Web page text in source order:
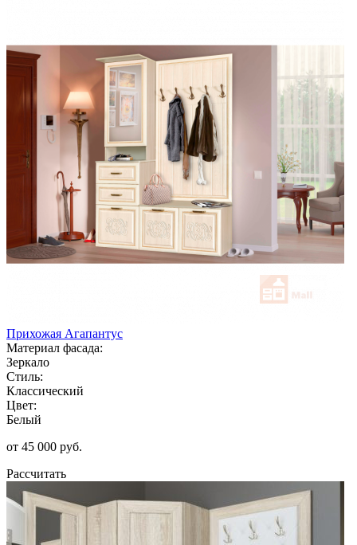
Прихожая Агапантус
Материал фасада:
Зеркало
Стиль:
Классический
Цвет:
Белый
от 45 000 руб.
Рассчитать